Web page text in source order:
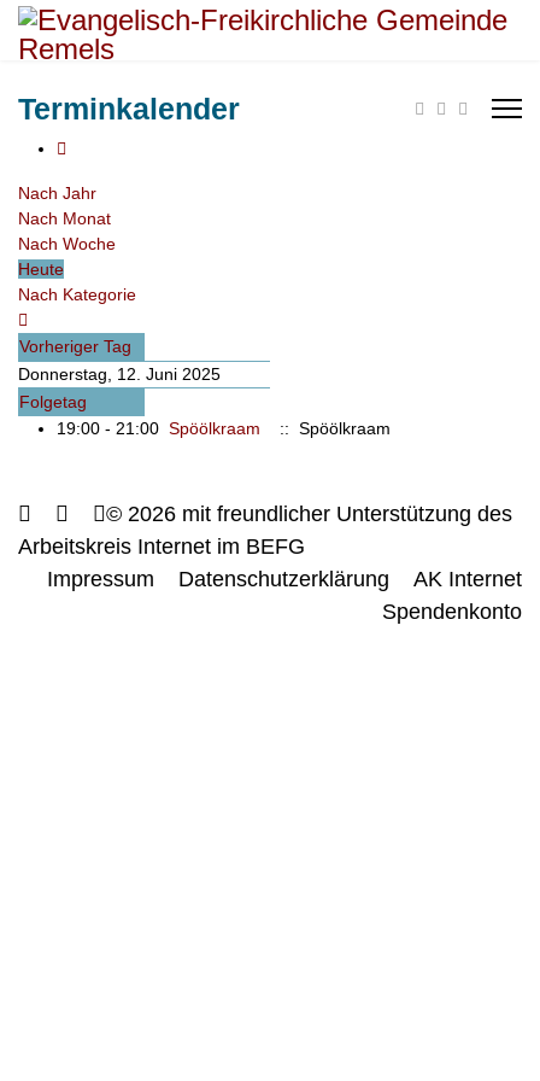
Terminkalender
Nach Jahr
Nach Monat
Nach Woche
Heute
Nach Kategorie
Vorheriger Tag
Donnerstag, 12. Juni 2025
Folgetag
19:00 - 21:00 Spöölkraam :: Spöölkraam
© 2026 mit freundlicher Unterstützung des
Arbeitskreis Internet im BEFG
Impressum
Datenschutzerklärung
AK Internet
Spendenkonto